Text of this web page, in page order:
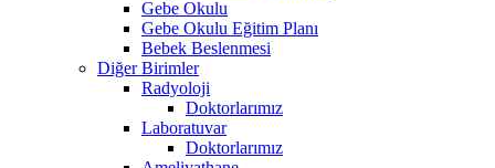
Gebe Okulu
Gebe Okulu Eğitim Planı
Bebek Beslenmesi
Diğer Birimler
Radyoloji
Doktorlarımız
Laboratuvar
Doktorlarımız